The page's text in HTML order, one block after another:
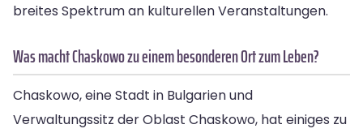
breites Spektrum an kulturellen Veranstaltungen.
Was macht Chaskowo zu einem besonderen Ort zum Leben?
Chaskowo, eine Stadt in Bulgarien und
Verwaltungssitz der Oblast Chaskowo, hat einiges zu